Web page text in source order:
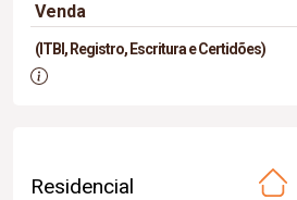
Venda
(ITBI, Registro, Escritura e Certidões)
Residencial